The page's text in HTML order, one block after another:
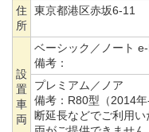
住
所
東京都港区赤坂6-11
設
置
車
両
ベーシック／ノート
備考：
プレミアム／ノア
備考： R80型（2014
断延長などでご利用